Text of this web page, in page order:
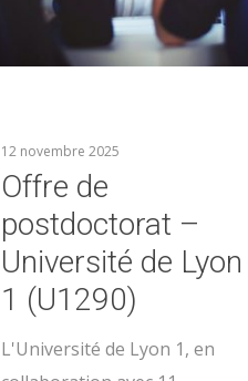
12 novembre 2025
Offre de
postdoctorat –
Université de Lyon
1 (U1290)
L'Université de Lyon 1, en